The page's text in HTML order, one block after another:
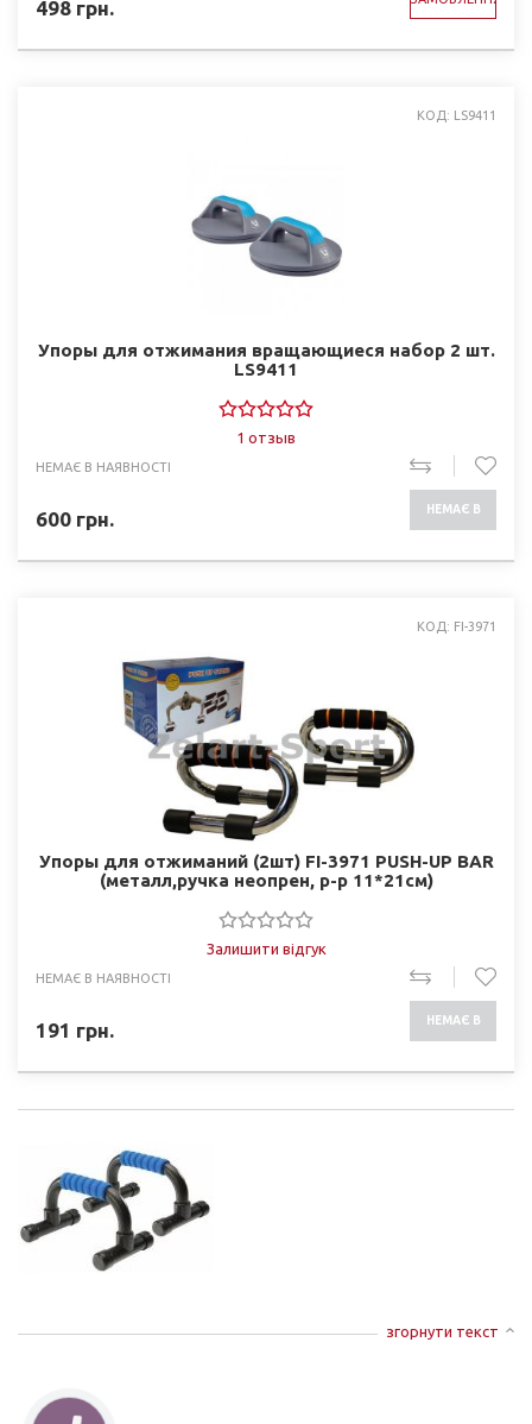
498 грн.
КОД: LS9411
Упоры для отжимания вращающиеся набор 2 шт.
LS9411
1 отзыв
НЕМАЄ В НАЯВНОСТІ
600 грн. НЕМАЄ В
КОД: FI-3971
Упоры для отжиманий (2шт) FI-3971 PUSH-UP BAR
(металл,ручка неопрен, р-р 11*21см)
Залишити відгук
НЕМАЄ В НАЯВНОСТІ
191 грн. НЕМАЄ В
згорнути текст